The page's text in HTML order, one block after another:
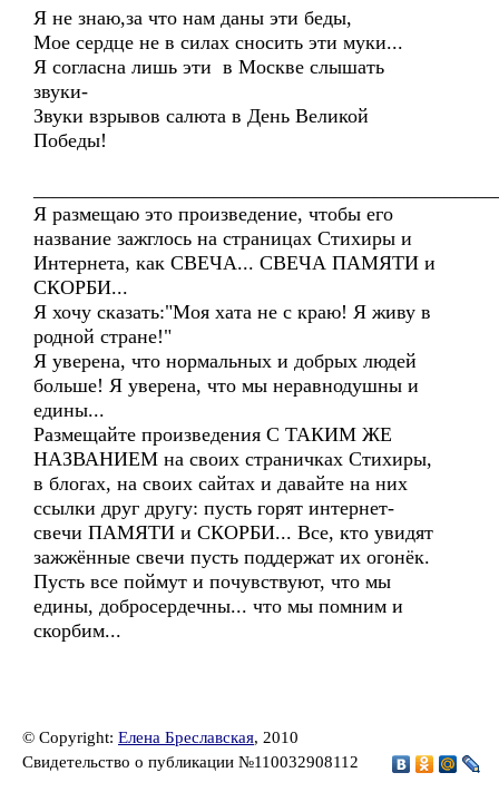
Я не знаю,за что нам даны эти беды,
Мое сердце не в силах сносить эти муки...
Я согласна лишь эти в Москве слышать
звуки-
Звуки взрывов салюта в День Великой
Победы!
Я размещаю это произведение, чтобы его
название зажглось на страницах Стихиры и
Интернета, как СВЕЧА... СВЕЧА ПАМЯТИ и
СКОРБИ...
Я хочу сказать:"Моя хата не с краю! Я живу в
родной стране!"
Я уверена, что нормальных и добрых людей
больше! Я уверена, что мы неравнодушны и
едины...
Размещайте произведения С ТАКИМ ЖЕ
НАЗВАНИЕМ на своих страничках Стихиры,
в блогах, на своих сайтах и давайте на них
ссылки друг другу: пусть горят интернет-
свечи ПАМЯТИ и СКОРБИ... Все, кто увидят
зажжённые свечи пусть поддержат их огонёк.
Пусть все поймут и почувствуют, что мы
едины, добросердечны... что мы помним и
скорбим...
© Copyright: Елена Бреславская, 2010
Свидетельство о публикации №110032908112